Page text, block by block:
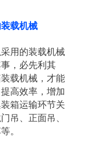
载机械
用的装载机械
，必先利其
载机械，才能
高效率，增加
箱运输环节关
吊、正面吊、
。